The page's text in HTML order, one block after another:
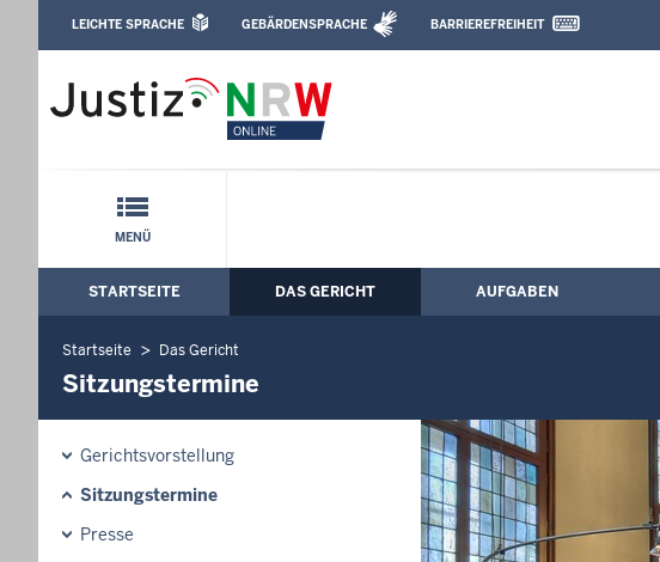
Landgericht Dortmund: Sitzungstermine
Leichte Sprache, Gebärdensprachenvideo und
LEICHTE SPRACHE GEBÄRDENSPRACHE BARRIEREFREIHEIT
Schnellnavigation mit Volltext-Suche
MENÜ
Hauptmenü: Hauptnavigation
STARTSEITE DAS GERICHT AUFGABEN
Startseite Das Gericht
Sitzungstermine
Gerichtsvorstellung
Sitzungstermine
Presse